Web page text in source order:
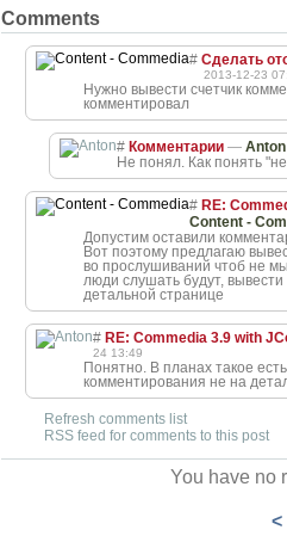
Comments
# Сделать
2013-12-23
Нужно вывести счетчик
комментировал
# Комментарии— Anton
Не понял. Как понять
# RE:
Content -
Допустим оставили
Вот поэтому предлагаю
во прослушиваний чтоб не
люди слушать будут,
детальной странице
# RE: Commedia 3.9 with
24 13:49
Понятно. В планах такое
комментирования не на
Refresh comments list
RSS feed for comments to this post
You have no
<